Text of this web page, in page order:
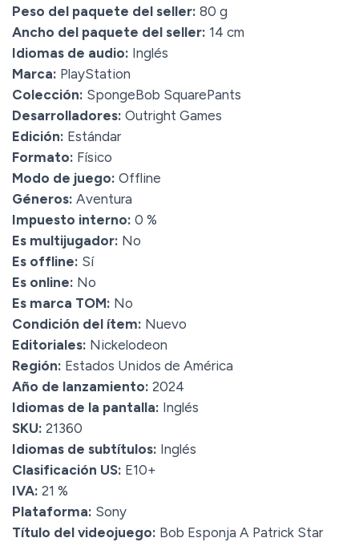
Peso del paquete del seller: 80 g
Ancho del paquete del seller: 14 cm
Idiomas de audio: Inglés
Marca: PlayStation
Colección: SpongeBob SquarePants
Desarrolladores: Outright Games
Edición: Estándar
Formato: Físico
Modo de juego: Offline
Géneros: Aventura
Impuesto interno: 0 %
Es multijugador: No
Es offline: Sí
Es online: No
Es marca TOM: No
Condición del ítem: Nuevo
Editoriales: Nickelodeon
Región: Estados Unidos de América
Año de lanzamiento: 2024
Idiomas de la pantalla: Inglés
SKU: 21360
Idiomas de subtítulos: Inglés
Clasificación US: E10+
IVA: 21 %
Plataforma: Sony
Título del videojuego: Bob Esponja A Patrick Star